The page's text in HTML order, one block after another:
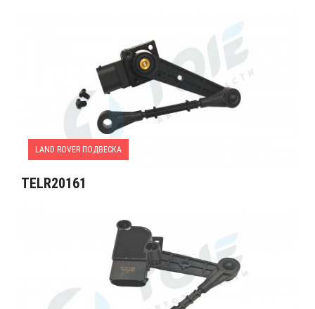
LAND ROVER ПОДВЕСКА
TELR20161